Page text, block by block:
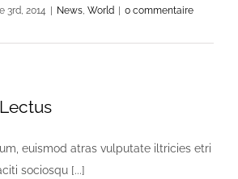
3rd, 2014 News, World
0 commentaire
euismod atras vulputate iltricies etri
sociosqu [...]